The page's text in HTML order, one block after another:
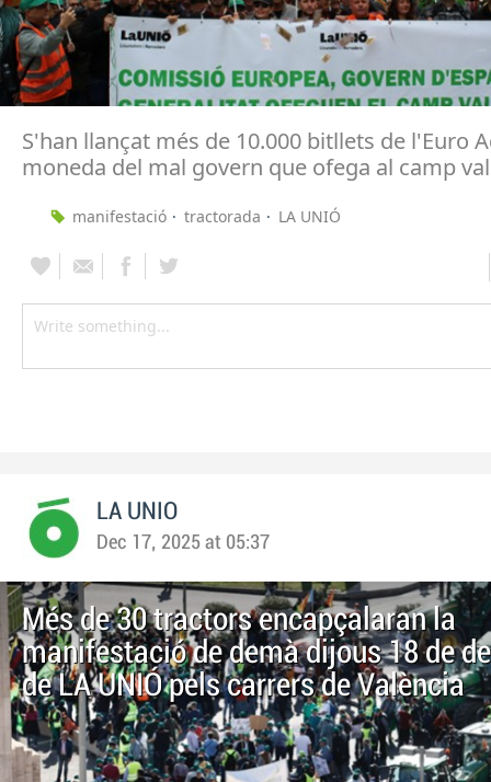
S'han llançat més de 10.000 bitllets de l'Euro
moneda del mal govern que ofega al camp
manifestació tractorada LA UNIÓ
LA UNIO
Dec 17, 2025 at 05:37
Més de 30 tractors encapçalaran la
manifestació de demà dijous 18 de
de LA UNIÓ pels carrers de València